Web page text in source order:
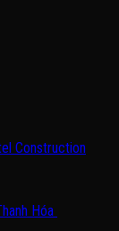
Construction
Hóa